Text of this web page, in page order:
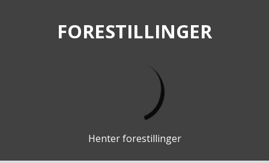
FORESTILLINGER
Henter forestillinger